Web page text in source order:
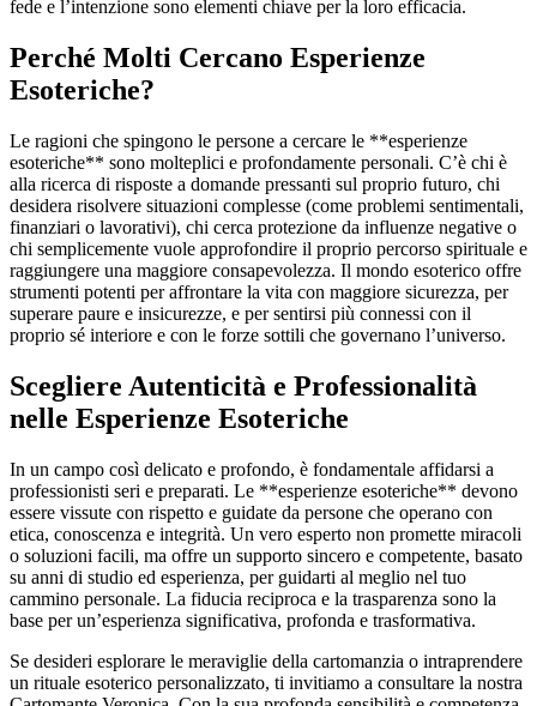
fede e l’intenzione sono elementi chiave per la loro efficacia.
Perché Molti Cercano Esperienze
Esoteriche?
Le ragioni che spingono le persone a cercare le **esperienze
esoteriche** sono molteplici e profondamente personali. C’è chi è
alla ricerca di risposte a domande pressanti sul proprio futuro, chi
desidera risolvere situazioni complesse (come problemi sentimentali,
finanziari o lavorativi), chi cerca protezione da influenze negative o
chi semplicemente vuole approfondire il proprio percorso spirituale e
raggiungere una maggiore consapevolezza. Il mondo esoterico offre
strumenti potenti per affrontare la vita con maggiore sicurezza, per
superare paure e insicurezze, e per sentirsi più connessi con il
proprio sé interiore e con le forze sottili che governano l’universo.
Scegliere Autenticità e Professionalità
nelle Esperienze Esoteriche
In un campo così delicato e profondo, è fondamentale affidarsi a
professionisti seri e preparati. Le **esperienze esoteriche** devono
essere vissute con rispetto e guidate da persone che operano con
etica, conoscenza e integrità. Un vero esperto non promette miracoli
o soluzioni facili, ma offre un supporto sincero e competente, basato
su anni di studio ed esperienza, per guidarti al meglio nel tuo
cammino personale. La fiducia reciproca e la trasparenza sono la
base per un’esperienza significativa, profonda e trasformativa.
Se desideri esplorare le meraviglie della cartomanzia o intraprendere
un rituale esoterico personalizzato, ti invitiamo a consultare la nostra